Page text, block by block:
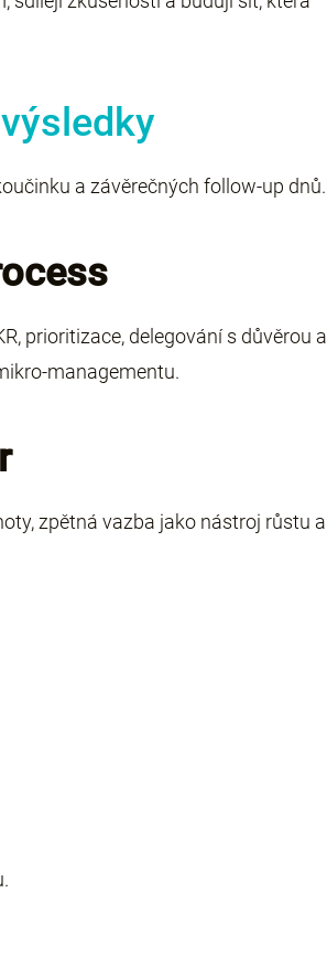
a závěrečných follow-up dnů.
prioritizace, delegování s důvěrou a
managementu.
zpětná vazba jako nástroj růstu a